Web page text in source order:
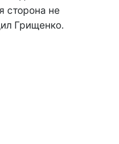
сторона не
Грищенко.